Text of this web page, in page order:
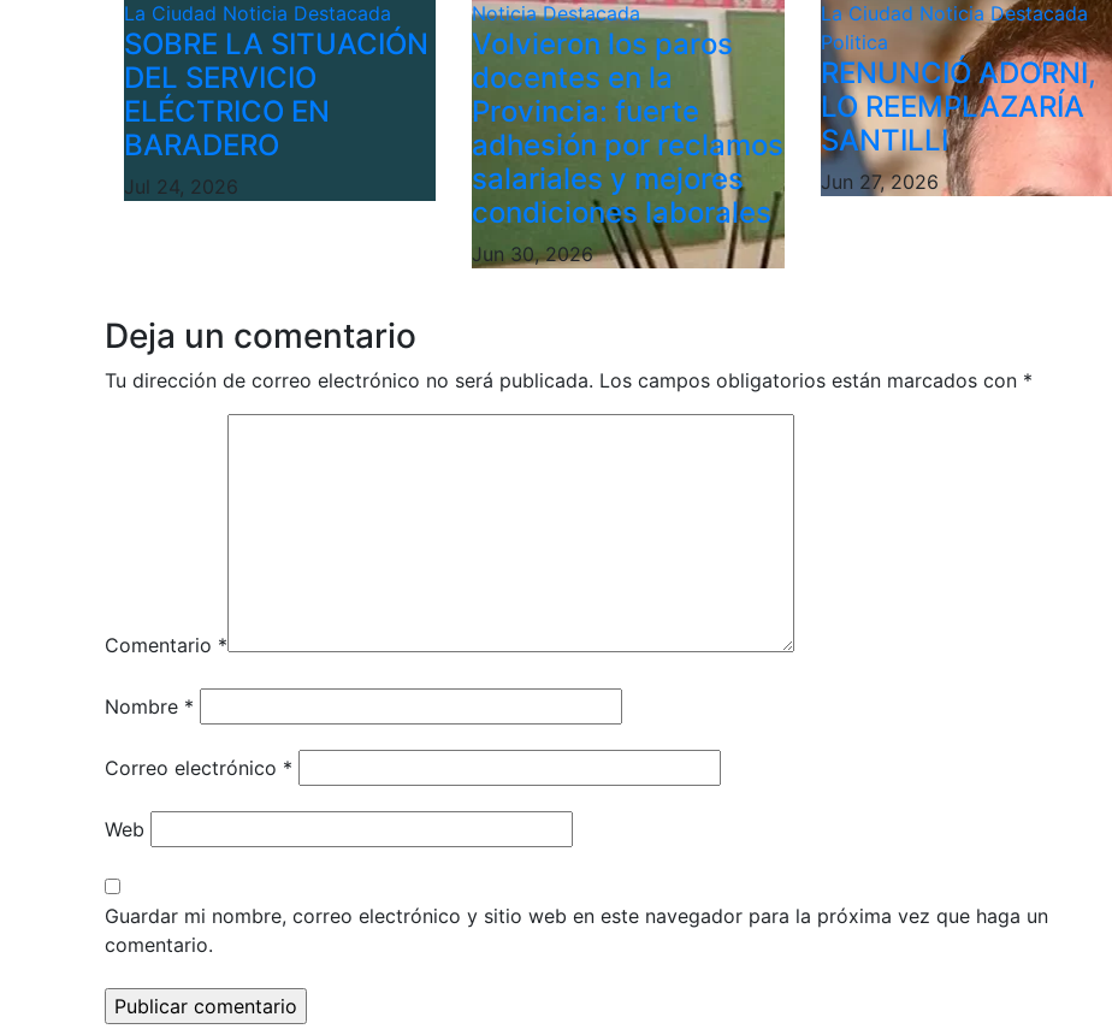
La Ciudad Noticia Destacada
SOBRE LA SITUACIÓN
DEL SERVICIO
ELÉCTRICO EN
BARADERO
Jul 24, 2026
Noticia Destacada
Volvieron los paros
docentes en la
Provincia: fuerte
adhesión por reclamos
salariales y mejores
condiciones laborales
Jun 30, 2026
La Ciudad Noticia Destacada
Politica
RENUNCIÓ ADORNI,
LO REEMPLAZARÍA
SANTILLI
Jun 27, 2026
Deja un comentario
Tu dirección de correo electrónico no será publicada. Los campos obligatorios están marcados con *
Comentario *
Nombre *
Correo electrónico *
Web
Guardar mi nombre, correo electrónico y sitio web en este navegador para la próxima vez que haga un
comentario.